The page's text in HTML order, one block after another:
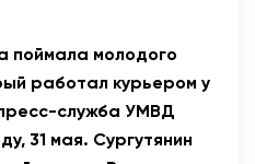
94,84
поймала молодого
работал курьером у
служба УМВД
31 мая. Сургутянин